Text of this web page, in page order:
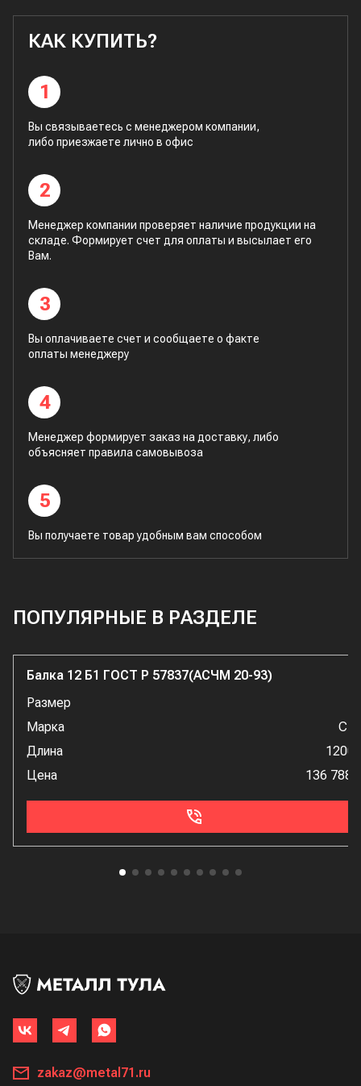
КАК КУПИТЬ?
1
Вы связываетесь с менеджером компании,
либо приезжаете лично в офис
2
Менеджер компании проверяет наличие продукции на
складе. Формирует счет для оплаты и высылает его
Вам.
3
Вы оплачиваете счет и сообщаете о факте
оплаты менеджеру
4
Менеджер формирует заказ на доставку, либо
объясняет правила самовывоза
5
Вы получаете товар удобным вам способом
ПОПУЛЯРНЫЕ В РАЗДЕЛЕ
Балка 12 Б1 ГОСТ Р 57837(АСЧМ 20-93)
Размер
Марка
Ст3
Длина
12000
Цена
136 788 ₽
zakaz@metal71.ru